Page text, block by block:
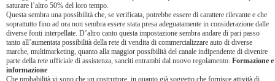
saturare l’altro 50% del loro tempo.
Questa sembra una possibilità che, se verificata, potrebbe essere di carattere rilevante e che
soprattutto fino ad ora non sembra essere stata presa adeguatamente in considerazione dalle
diverse fonti interpellate. D’altro canto questa impostazione sembra andare di pari passo
tanto all’aumentata possibilità della rete di vendita di commercializzare auto di diverse
marche, multimarketing, quanto alla maggior possibilità del canale indipendente di divenire
parte della rete ufficiale di assistenza, sanciti entrambi dal nuovo regolamento. Formazione e
informazione
Che probabilità vi sono che un costruttore, in quanto già soggetto che fornisce attività di